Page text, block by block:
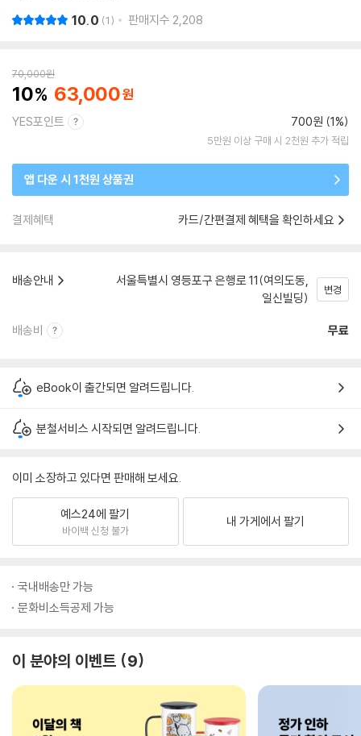
10.0 1 판매지수 2,208
70,000원
10 63,000
YES포인트 700원 (1%)
5만원 이상 구매 시 2천원 추가 적립
앱 다운 시 1천원 상품권
결제혜택 카드/간편결제 혜택을 확인하세요
배송안내
서울특별시 영등포구 은행로 11(여의도동,
일신빌딩)
변경
배송비 무료
eBook이 출간되면 알려드립니다.
분철서비스 시작되면 알려드립니다.
이미 소장하고 있다면 판매해 보세요.
예스24에 팔기
바이백 신청 불가
내 가게에서 팔기
국내배송만 가능
문화비소득공제 가능
이 분야의 이벤트 9